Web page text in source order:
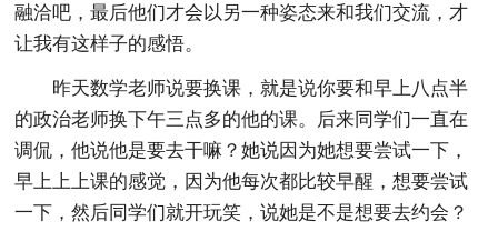
融洽吧，最后他们才会以另一种姿态来和我们交流，才
让我有这样子的感悟。
昨天数学老师说要换课，就是说你要和早上八点半
的政治老师换下午三点多的他的课。后来同学们一直在
调侃，他说他是要去干嘛？她说因为她想要尝试一下，
早上上上课的感觉，因为他每次都比较早醒，想要尝试
一下，然后同学们就开玩笑，说她是不是想要去约会？